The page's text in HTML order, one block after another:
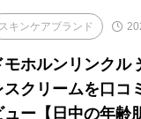
スキンケアブランド
モホルンリンクル 光対策 素肌ド
スクリームを口コ
ュー【日中の年齢